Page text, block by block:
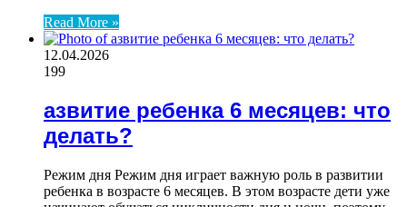
Read More »
12.04.2026
199
азвитие ребенка 6 месяцев: что
делать?
Режим дня Режим дня играет важную роль в развитии
ребенка в возрасте 6 месяцев. В этом возрасте дети уже